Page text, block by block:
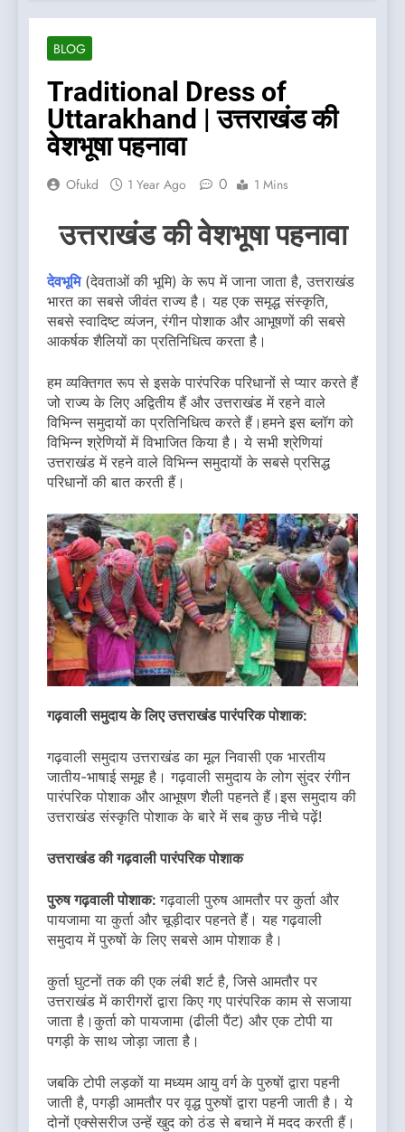
BLOG
Traditional Dress of
Uttarakhand | उत्तराखंड की
वेशभूषा पहनावा
Ofukd 1 Year Ago 0 1 Mins
उत्तराखंड की वेशभूषा पहनावा
देवभूमि(देवताओं की भूमि) के रूप में जाना जाता है, उत्तराखंड
भारत का सबसे जीवंत राज्य है। यह एक समृद्ध संस्कृति,
सबसे स्वादिष्ट व्यंजन, रंगीन पोशाक और आभूषणों की सबसे
आकर्षक शैलियों का प्रतिनिधित्व करता है।
हम व्यक्तिगत रूप से इसके पारंपरिक परिधानों से प्यार करते हैं
जो राज्य के लिए अद्वितीय हैं और उत्तराखंड में रहने वाले
विभिन्न समुदायों का प्रतिनिधित्व करते हैं।हमने इस ब्लॉग को
विभिन्न श्रेणियों में विभाजित किया है। ये सभी श्रेणियां
उत्तराखंड में रहने वाले विभिन्न समुदायों के सबसे प्रसिद्ध
परिधानों की बात करती हैं।
गढ़वाली समुदाय के लिए उत्तराखंड पारंपरिक पोशाक:
गढ़वाली समुदाय उत्तराखंड का मूल निवासी एक भारतीय
जातीय-भाषाई समूह है। गढ़वाली समुदाय के लोग सुंदर रंगीन
पारंपरिक पोशाक और आभूषण शैली पहनते हैं।इस समुदाय की
उत्तराखंड संस्कृति पोशाक के बारे में सब कुछ नीचे पढ़ें!
उत्तराखंड की गढ़वाली पारंपरिक पोशाक
पुरुष गढ़वाली पोशाक:गढ़वाली पुरुष आमतौर पर कुर्ता और
पायजामा या कुर्ता और चूड़ीदार पहनते हैं। यह गढ़वाली
समुदाय में पुरुषों के लिए सबसे आम पोशाक है।
कुर्ता घुटनों तक की एक लंबी शर्ट है, जिसे आमतौर पर
उत्तराखंड में कारीगरों द्वारा किए गए पारंपरिक काम से सजाया
जाता है।कुर्ता को पायजामा (ढीली पैंट) और एक टोपी या
पगड़ी के साथ जोड़ा जाता है।
जबकि टोपी लड़कों या मध्यम आयु वर्ग के पुरुषों द्वारा पहनी
जाती है, पगड़ी आमतौर पर वृद्ध पुरुषों द्वारा पहनी जाती है। ये
दोनों एक्सेसरीज उन्हें खुद को ठंड से बचाने में मदद करती हैं।